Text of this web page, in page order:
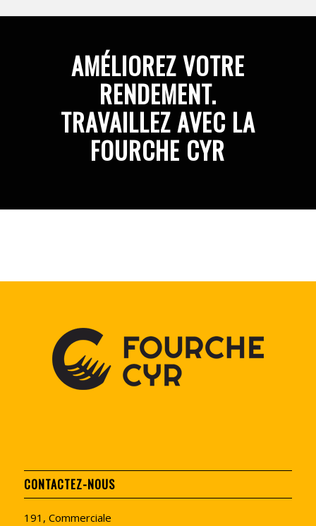
AMÉLIOREZ VOTRE
RENDEMENT.
TRAVAILLEZ AVEC LA
FOURCHE CYR
CONTACTEZ-NOUS
191, Commerciale